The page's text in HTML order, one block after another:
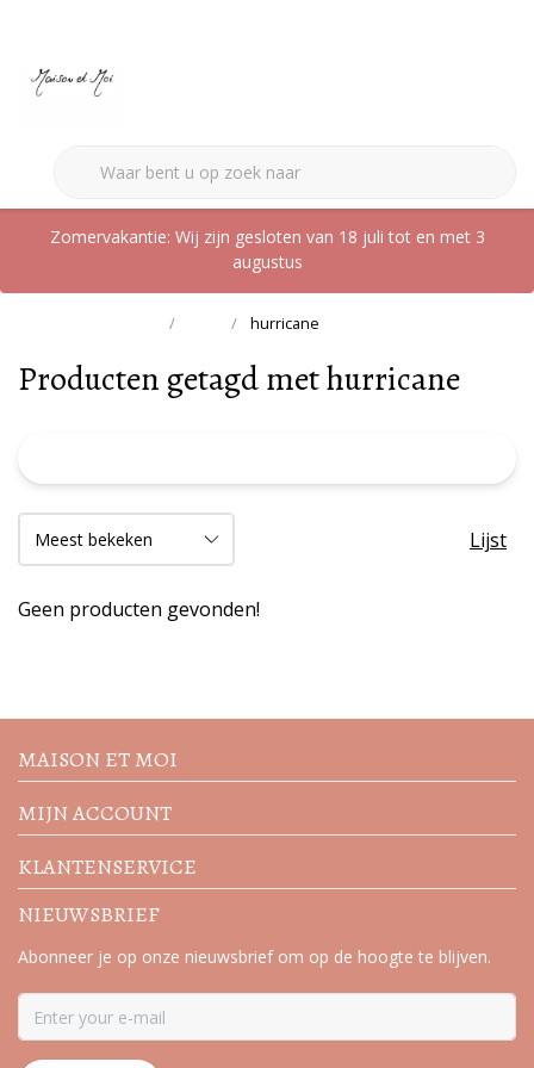
Zomervakantie: Wij zijn gesloten van 18 juli tot en met 3
augustus
hurricane
Producten getagd met hurricane
Lijst
Geen producten gevonden!
acties
MAISON ET MOI
MIJN ACCOUNT
KLANTENSERVICE
NIEUWSBRIEF
Abonneer je op onze nieuwsbrief om op de hoogte te blijven.